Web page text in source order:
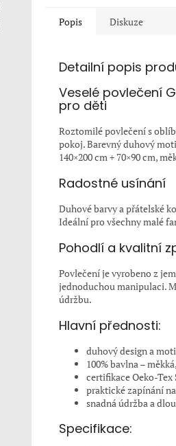
Popis Diskuze
Detailní popis
Veselé povlečení
pro děti
Roztomilé povlečení s
pokoj. Barevný duhový
140×200 cm + 70×90 cm,
Radostné usínání
Duhové barvy a přátelské
Ideální pro všechny malé
Pohodlí a kvalitní
Povlečení je vyrobeno z
jednoduchou manipulaci.
údržbu.
Hlavní přednosti:
duhový design a
100% bavlna –
certifikace Oeko-Tex
praktické zapínání
snadná údržba a
Specifikace: